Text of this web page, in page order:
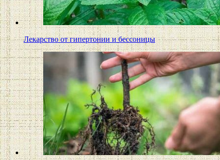
Лекарство от гипертонии и бессоницы